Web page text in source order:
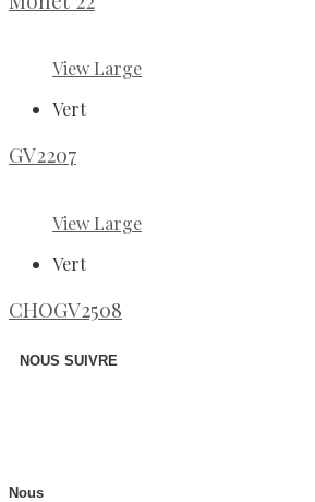
View Large
Vert
GV2207
View Large
Vert
CHOGV2508
NOUS SUIVRE
Nous